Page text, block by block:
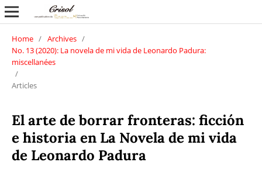
Home / Archives /
No. 13 (2020): La novela de mi vida de Leonardo Padura:
miscellanées
/
Articles
El arte de borrar fronteras: ficción
e historia en La Novela de mi vida
de Leonardo Padura